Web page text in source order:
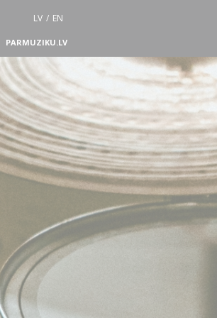
LV / EN
PARMUZIKU.LV